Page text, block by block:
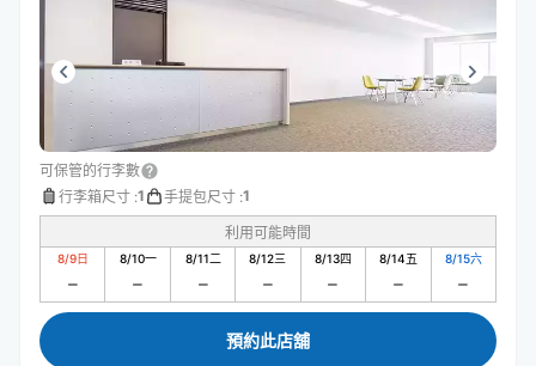
可保管的行李數
行李箱尺寸 :1 手提包尺寸 :1
利用可能時間
8/9日 8/10一 8/11二 8/12三 8/13四 8/14五 8/15六
預約此店舖